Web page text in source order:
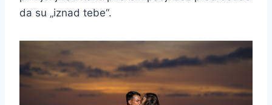
da su „iznad tebe“.